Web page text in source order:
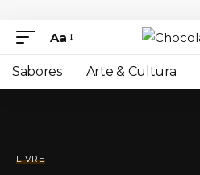
Aa
Sabores Arte & Cultura
LIVRE